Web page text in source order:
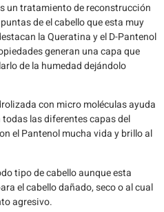
un tratamiento de reconstrucción
de el cabello que esta muy
la Queratina y el D-Pantenol
generan una capa que
de la humedad dejándolo
con micro moléculas ayuda
las diferentes capas del
el Pantenol mucha vida y brillo al
tipo de cabello aunque esta
el cabello dañado, seco o al cual
agresivo.